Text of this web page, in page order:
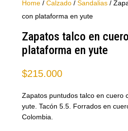
Home/ Calzado/ Sandalias/
con plataforma en yute
Zapatos talco en
plataforma en yute
$215.000
Zapatos puntudos talco en cuero
yute. Tacón 5.5. Forrados en
Colombia.